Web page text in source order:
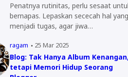
Penatnya rutinitas, perlu sesaat
bernapas. Lepaskan sececah hal yang
menjadi tugas, agar jiwa…
ragam 25 Mar 2025
Blog: Tak Hanya Album Kenangan,
tetapi Memori Hidup Seorang